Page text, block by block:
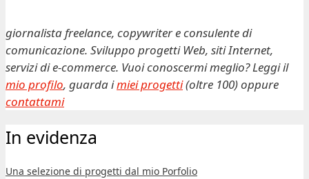
giornalista freelance, copywriter e consulente di
comunicazione. Sviluppo progetti Web, siti Internet,
servizi di e-commerce. Vuoi conoscermi meglio? Leggi il
mio profilo, guarda imiei progetti(oltre 100) oppure
contattami
In evidenza
Una selezione di progetti dal mio Porfolio